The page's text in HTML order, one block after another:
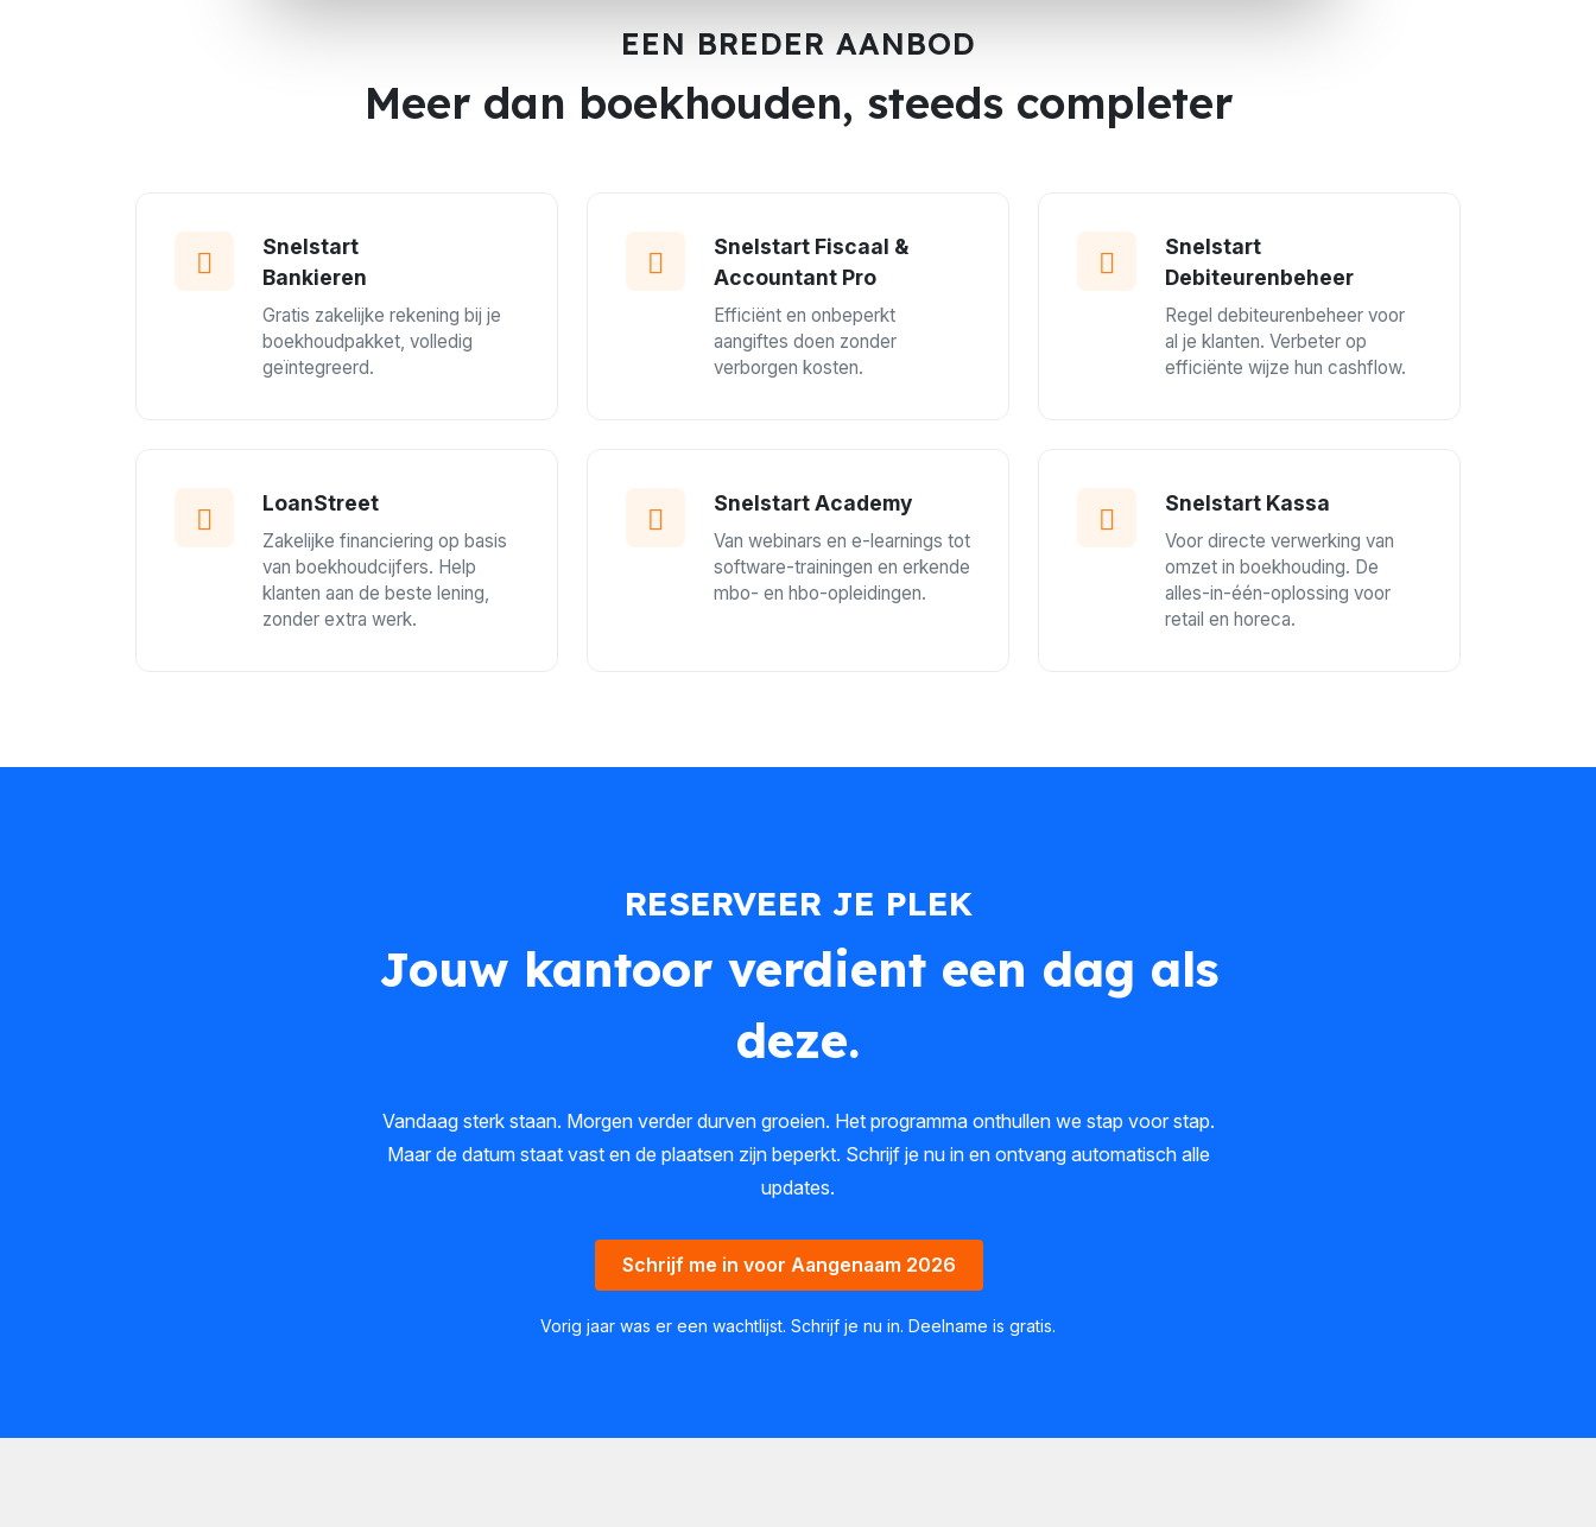
EEN BREDER AANBOD
Meer dan boekhouden, steeds completer
Snelstart
Bankieren
Gratis zakelijke rekening bij je
boekhoudpakket, volledig
geïntegreerd.
Snelstart Fiscaal &
Accountant Pro
Efficiënt en onbeperkt
aangiftes doen zonder
verborgen kosten.
Snelstart
Debiteurenbeheer
Regel debiteurenbeheer voor
al je klanten. Verbeter op
efficiënte wijze hun cashflow.
LoanStreet
Zakelijke financiering op basis
van boekhoudcijfers. Help
klanten aan de beste lening,
zonder extra werk.
Snelstart Academy
Van webinars en e-learnings tot
software-trainingen en erkende
mbo- en hbo-opleidingen.
Snelstart Kassa
Voor directe verwerking van
omzet in boekhouding. De
alles-in-één-oplossing voor
retail en horeca.
RESERVEER JE PLEK
Jouw kantoor verdient een dag als
deze.
Vandaag sterk staan. Morgen verder durven groeien. Het programma onthullen we stap voor stap.
Maar de datum staat vast en de plaatsen zijn beperkt. Schrijf je nu in en ontvang automatisch alle
updates.
Schrijf me in voor Aangenaam 2026
Vorig jaar was er een wachtlijst. Schrijf je nu in. Deelname is gratis.